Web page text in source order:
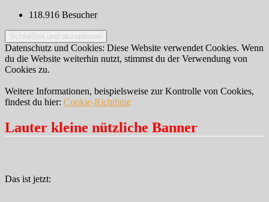
118.916 Besucher
Datenschutz und Cookies: Diese Website verwendet Cookies. Wenn
du die Website weiterhin nutzt, stimmst du der Verwendung von
Cookies zu.
Weitere Informationen, beispielsweise zur Kontrolle von Cookies,
findest du hier: Cookie-Richtlinie
Lauter kleine nützliche Banner
Das ist jetzt: